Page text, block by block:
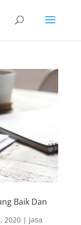
Baik Dan
2020| Jasa